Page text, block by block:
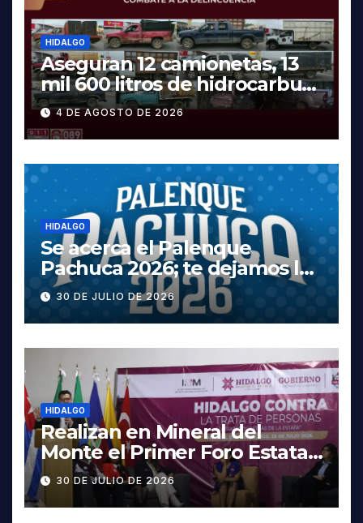
HIDALGO
Aseguran 12 camionetas, 13
mil 600 litros de hidrocarburo
y dos vehículos robados en
Tula
4 DE AGOSTO DE 2026
HIDALGO
Se acerca el Palenque
Pachuca 2026; te dejamos la
cartelera completa, las
fechas y los precios
30 DE JULIO DE 2026
HIDALGO
Realizan en Mineral del
Monte el Primer Foro Estatal
contra la Trata de Personas
30 DE JULIO DE 2026